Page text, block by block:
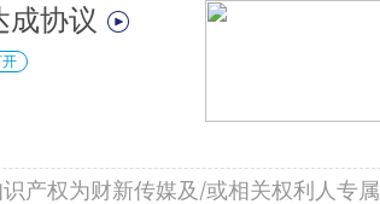
成协议
产权为财新传媒及/或相关权利人专属